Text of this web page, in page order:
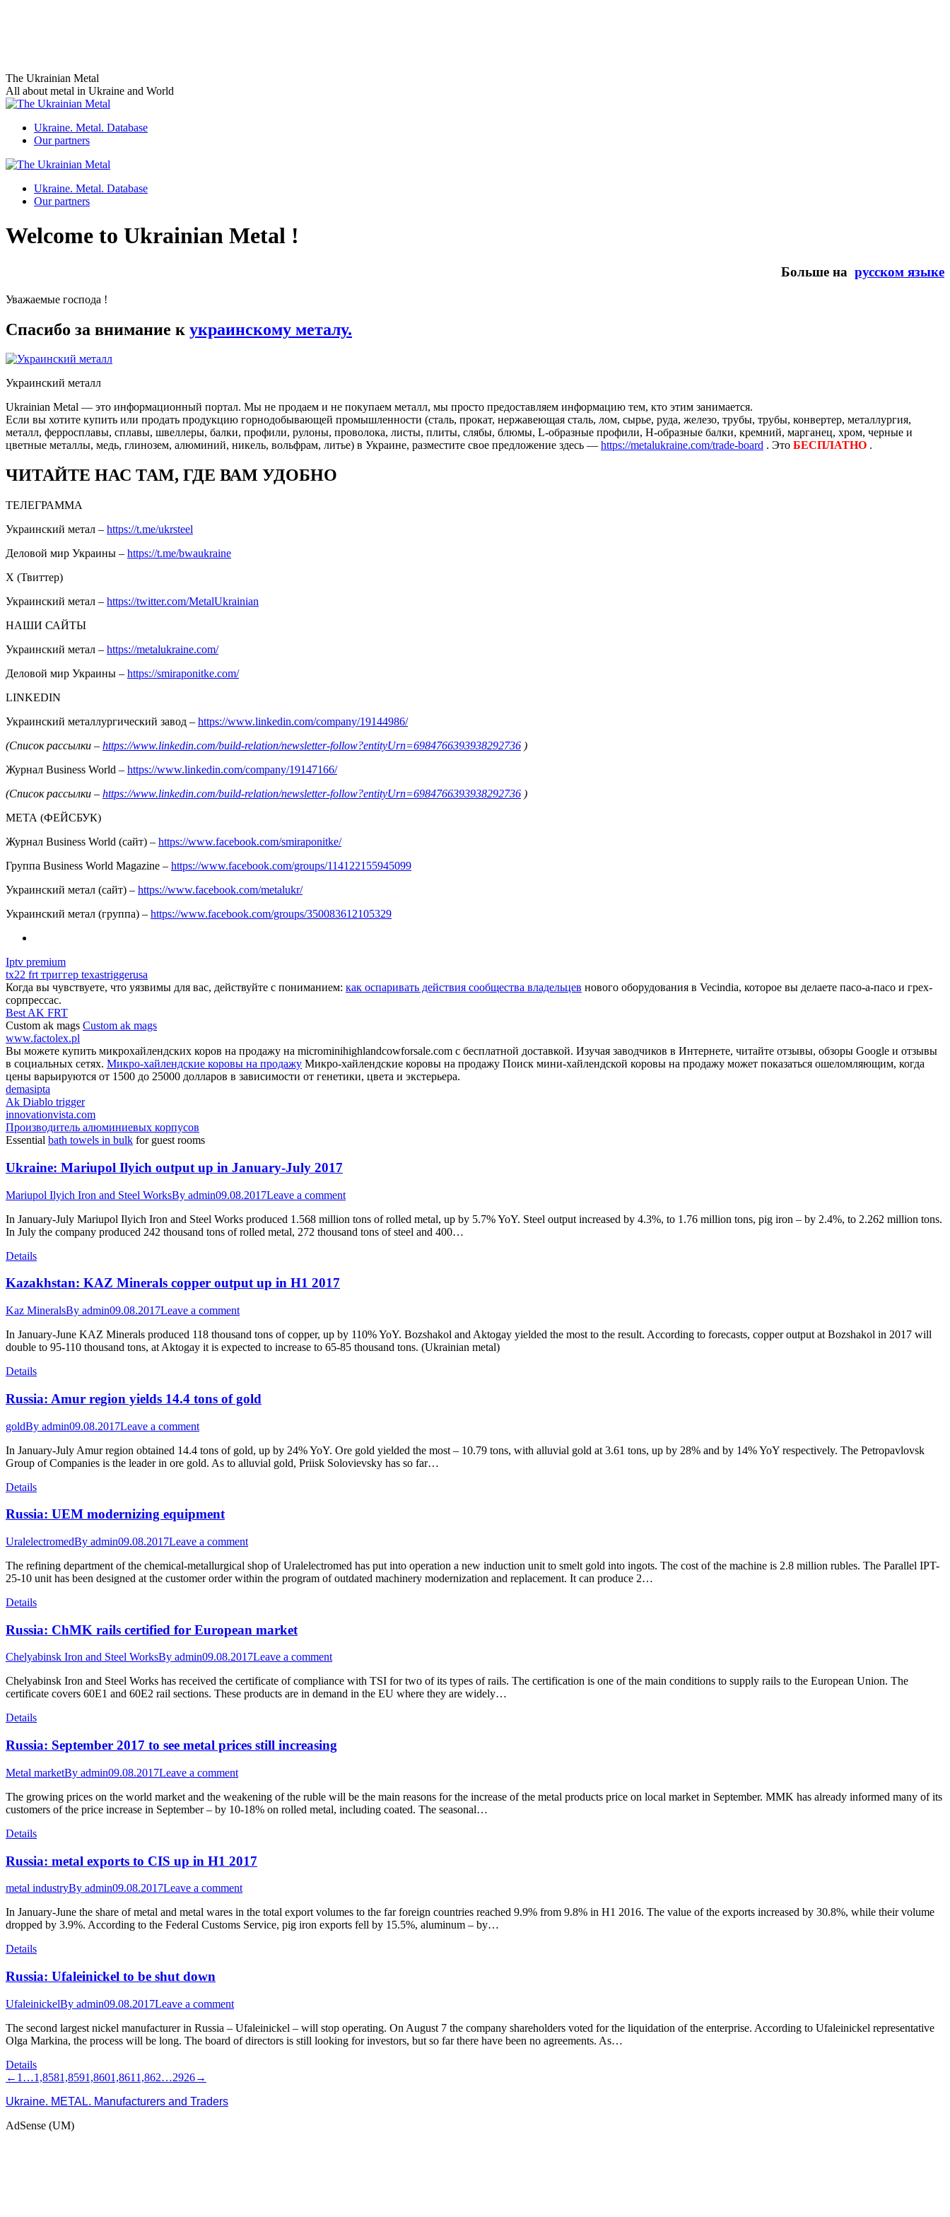
Skip
to
content
The Ukrainian Metal
All about metal in Ukraine and World
Ukraine. Metal. Database
Our partners
Ukraine. Metal. Database
Our partners
Welcome to Ukrainian Metal !
Больше на русском языке
Уважаемые господа !
Спасибо за внимание к украинскому металу.
Украинский металл
Ukrainian Metal — это информационный портал. Мы не продаем и не покупаем металл, мы просто предоставляем информацию тем, кто этим занимается.
Если вы хотите купить или продать продукцию горнодобывающей промышленности (сталь, прокат, нержавеющая сталь, лом, сырье, руда, железо, трубы, трубы, конвертер, металлургия,
металл, ферросплавы, сплавы, швеллеры, балки, профили, рулоны, проволока, листы, плиты, слябы, блюмы, L-образные профили, H-образные балки, кремний, марганец, хром, черные и
цветные металлы, медь, глинозем, алюминий, никель, вольфрам, литье) в Украине, разместите свое предложение здесь — https://metalukraine.com/trade-board . Это БЕСПЛАТНО .
ЧИТАЙТЕ НАС ТАМ, ГДЕ ВАМ УДОБНО
ТЕЛЕГРАММА
Украинский метал – https://t.me/ukrsteel
Деловой мир Украины – https://t.me/bwaukraine
Х (Твиттер)
Украинский метал – https://twitter.com/MetalUkrainian
НАШИ САЙТЫ
Украинский метал – https://metalukraine.com/
Деловой мир Украины – https://smiraponitke.com/
LINKEDIN
Украинский металлургический завод – https://www.linkedin.com/company/19144986/
(Список рассылки – https://www.linkedin.com/build-relation/newsletter-follow?entityUrn=6984766393938292736 )
Журнал Business World – https://www.linkedin.com/company/19147166/
(Список рассылки – https://www.linkedin.com/build-relation/newsletter-follow?entityUrn=6984766393938292736 )
МЕТА (ФЕЙСБУК)
Журнал Business World (сайт) – https://www.facebook.com/smiraponitke/
Группа Business World Magazine – https://www.facebook.com/groups/114122155945099
Украинский метал (сайт) – https://www.facebook.com/metalukr/
Украинский метал (группа) – https://www.facebook.com/groups/350083612105329
Iptv premium
tx22 frt триггер texastriggerusa
Когда вы чувствуете, что уязвимы для вас, действуйте с пониманием: как оспаривать действия сообщества владельцев нового оборудования в Vecindia, которое вы делаете пасо-а-пасо и грех-
сорпрессас.
Best AK FRT
Custom ak mags Custom ak mags
www.factolex.pl
Вы можете купить микрохайлендских коров на продажу на microminihighlandcowforsale.com с бесплатной доставкой. Изучая заводчиков в Интернете, читайте отзывы, обзоры Google и отзывы
в социальных сетях. Микро-хайлендские коровы на продажу Микро-хайлендские коровы на продажу Поиск мини-хайлендской коровы на продажу может показаться ошеломляющим, когда
цены варьируются от 1500 до 25000 долларов в зависимости от генетики, цвета и экстерьера.
demasipta
Ak Diablo trigger
innovationvista.com
Производитель алюминиевых корпусов
Essential bath towels in bulk for guest rooms
Ukraine: Mariupol Ilyich output up in January-July 2017
Mariupol Ilyich Iron and Steel WorksBy admin09.08.2017Leave a comment
In January-July Mariupol Ilyich Iron and Steel Works produced 1.568 million tons of rolled metal, up by 5.7% YoY. Steel output increased by 4.3%, to 1.76 million tons, pig iron – by 2.4%, to 2.262 million tons.
In July the company produced 242 thousand tons of rolled metal, 272 thousand tons of steel and 400…
Details
Kazakhstan: KAZ Minerals copper output up in H1 2017
Kaz MineralsBy admin09.08.2017Leave a comment
In January-June KAZ Minerals produced 118 thousand tons of copper, up by 110% YoY. Bozshakol and Aktogay yielded the most to the result. According to forecasts, copper output at Bozshakol in 2017 will
double to 95-110 thousand tons, at Aktogay it is expected to increase to 65-85 thousand tons. (Ukrainian metal)
Details
Russia: Amur region yields 14.4 tons of gold
goldBy admin09.08.2017Leave a comment
In January-July Amur region obtained 14.4 tons of gold, up by 24% YoY. Ore gold yielded the most – 10.79 tons, with alluvial gold at 3.61 tons, up by 28% and by 14% YoY respectively. The Petropavlovsk
Group of Companies is the leader in ore gold. As to alluvial gold, Priisk Solovievsky has so far…
Details
Russia: UEM modernizing equipment
UralelectromedBy admin09.08.2017Leave a comment
The refining department of the chemical-metallurgical shop of Uralelectromed has put into operation a new induction unit to smelt gold into ingots. The cost of the machine is 2.8 million rubles. The Parallel IPT-
25-10 unit has been designed at the customer order within the program of outdated machinery modernization and replacement. It can produce 2…
Details
Russia: ChMK rails certified for European market
Chelyabinsk Iron and Steel WorksBy admin09.08.2017Leave a comment
Chelyabinsk Iron and Steel Works has received the certificate of compliance with TSI for two of its types of rails. The certification is one of the main conditions to supply rails to the European Union. The
certificate covers 60E1 and 60E2 rail sections. These products are in demand in the EU where they are widely…
Details
Russia: September 2017 to see metal prices still increasing
Metal marketBy admin09.08.2017Leave a comment
The growing prices on the world market and the weakening of the ruble will be the main reasons for the increase of the metal products price on local market in September. MMK has already informed many of its
customers of the price increase in September – by 10-18% on rolled metal, including coated. The seasonal…
Details
Russia: metal exports to CIS up in H1 2017
metal industryBy admin09.08.2017Leave a comment
In January-June the share of metal and metal wares in the total export volumes to the far foreign countries reached 9.9% from 9.8% in H1 2016. The value of the exports increased by 30.8%, while their volume
dropped by 3.9%. According to the Federal Customs Service, pig iron exports fell by 15.5%, aluminum – by…
Details
Russia: Ufaleinickel to be shut down
UfaleinickelBy admin09.08.2017Leave a comment
The second largest nickel manufacturer in Russia – Ufaleinickel – will stop operating. On August 7 the company shareholders voted for the liquidation of the enterprise. According to Ufaleinickel representative
Olga Markina, the process will be long. The board of directors is still looking for investors, but so far there have been no agreements. As…
Details
← 1 …1,8581,8591,8601,861 1,862…2926→
Ukraine. METAL. Manufacturers and Traders
AdSense (UM)